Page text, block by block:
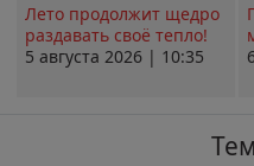
Лето продолжит щедро
раздавать своё тепло!
5 августа 2026 | 10:35